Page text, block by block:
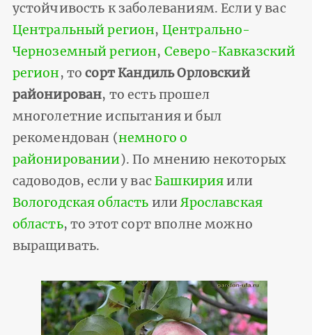
устойчивость к заболеваниям. Если у вас
Центральный регион, Центрально-
Черноземный регион, Северо-Кавказский
регион, тосорт Кандиль Орловский
районирован, то есть прошел
многолетние испытания и был
рекомендован (немного о
районировании). По мнению некоторых
садоводов, если у васБашкирияили
Вологодская область илиЯрославская
область, то этот сорт вполне можно
выращивать.